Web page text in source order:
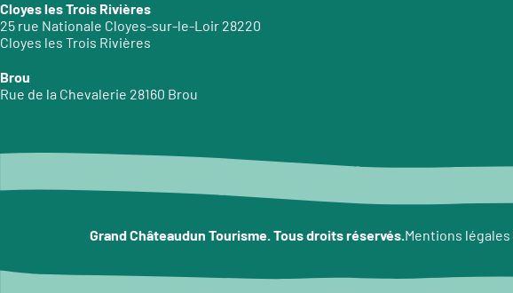
Cloyes les Trois Rivières
25 rue Nationale Cloyes-sur-le-Loir 28220
Cloyes les Trois Rivières
Brou
Rue de la Chevalerie 28160 Brou
Grand Châteaudun Tourisme. Tous droits réservés.Mentions légales